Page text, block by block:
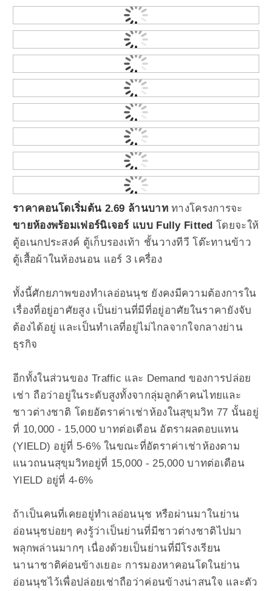
ราคาคอนโดเริ่มต้น 2.69 ล้านบาททางโครงการจะ
ขายห้องพร้อมเฟอร์นิเจอร์ แบบ Fully Fitted โดยจะให้
ตู้อเนกประสงค์ ตู้เก็บรองเท้า ชั้นวางทีวี โต๊ะทานข้าว
ตู้เสื้อผ้าในห้องนอน แอร์ 3 เครื่อง
ทั้งนี้ศักยภาพของทำเลอ่อนนุช ยังคงมีความต้องการใน
เรื่องที่อยู่อาศัยสูง เป็นย่านที่มีที่อยู่อาศัยในราคายังจับ
ต้องได้อยู่ และเป็นทำเลที่อยู่ไม่ไกลจากใจกลางย่าน
ธุรกิจ
อีกทั้งในส่วนของ Traffic และ Demand ของการปล่อย
เช่า ถือว่าอยู่ในระดับสูงทั้งจากลุ่มลูกค้าคนไทยและ
ชาวต่างชาติ โดยอัตราค่าเช่าห้องในสุขุมวิท 77 นั้นอยู่
ที่ 10,000 - 15,000 บาทต่อเดือน อัตราผลตอบแทน
(YIELD) อยู่ที่ 5-6% ในขณะที่อัตราค่าเช่าห้องตาม
แนวถนนสุขุมวิทอยู่ที่ 15,000 - 25,000 บาทต่อเดือน
YIELD อยู่ที่ 4-6%
ถ้าเป็นคนที่เคยอยู่ทำเลอ่อนนุช หรือผ่านมาในย่าน
อ่อนนุชบ่อยๆ คงรู้ว่าเป็นย่านที่มีชาวต่างชาติไปมา
พลุกพล่านมากๆ เนื่องด้วยเป็นย่านที่มีโรงเรียน
นานาชาติค่อนข้างเยอะ การมองหาคอนโดในย่าน
อ่อนนุชไว้เพื่อปล่อยเช่าถือว่าค่อนข้างน่าสนใจ และตัว